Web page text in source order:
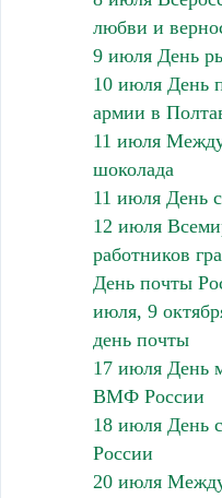
любви и
9 июля День
10 июля День
армии в
11 июля
шоколада
11 июля День
12 июля
работников
День почты
июля, 9
день почты
17 июля День
ВМФ России
18 июля День
России
20 июля